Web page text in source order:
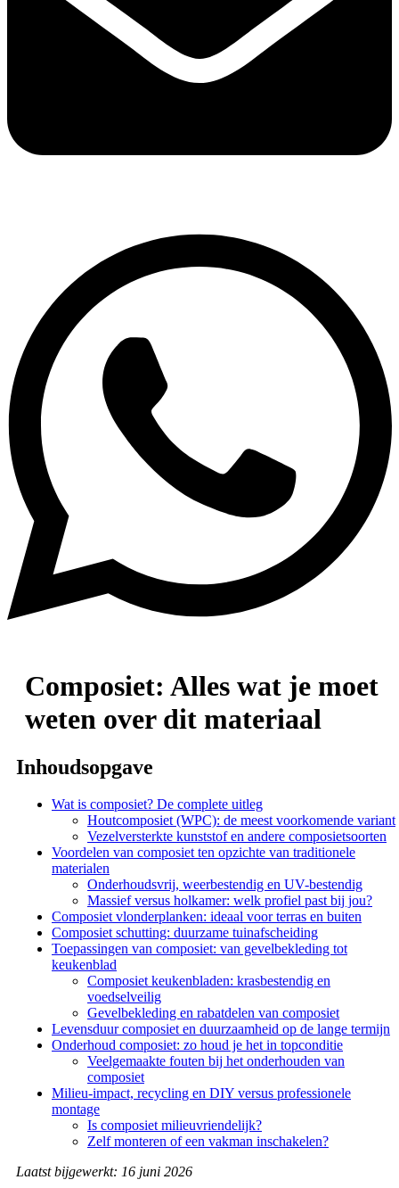
Composiet: Alles wat je moet
weten over dit materiaal
Inhoudsopgave
Wat is composiet? De complete uitleg
Houtcomposiet (WPC): de meest voorkomende variant
Vezelversterkte kunststof en andere composietsoorten
Voordelen van composiet ten opzichte van traditionele
materialen
Onderhoudsvrij, weerbestendig en UV-bestendig
Massief versus holkamer: welk profiel past bij jou?
Composiet vlonderplanken: ideaal voor terras en buiten
Composiet schutting: duurzame tuinafscheiding
Toepassingen van composiet: van gevelbekleding tot
keukenblad
Composiet keukenbladen: krasbestendig en
voedselveilig
Gevelbekleding en rabatdelen van composiet
Levensduur composiet en duurzaamheid op de lange termijn
Onderhoud composiet: zo houd je het in topconditie
Veelgemaakte fouten bij het onderhouden van
composiet
Milieu-impact, recycling en DIY versus professionele
montage
Is composiet milieuvriendelijk?
Zelf monteren of een vakman inschakelen?
Laatst bijgewerkt: 16 juni 2026